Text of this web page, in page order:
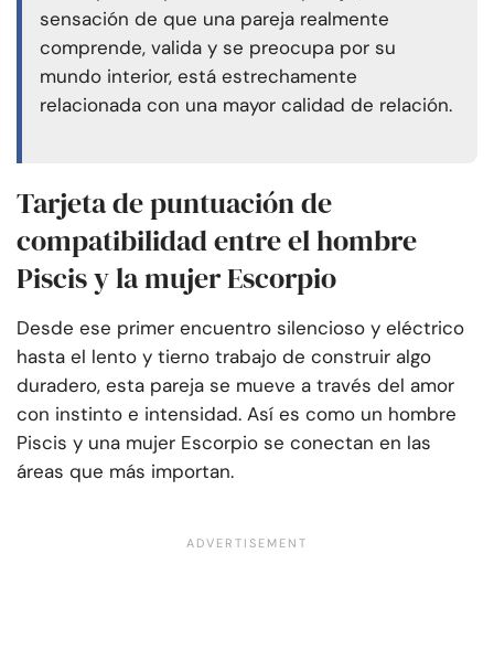
sensación de que una pareja realmente
comprende, valida y se preocupa por su
mundo interior, está estrechamente
relacionada con una mayor calidad de relación.
Tarjeta de puntuación de
compatibilidad entre el hombre
Piscis y la mujer Escorpio
Desde ese primer encuentro silencioso y eléctrico
hasta el lento y tierno trabajo de construir algo
duradero, esta pareja se mueve a través del amor
con instinto e intensidad. Así es como un hombre
Piscis y una mujer Escorpio se conectan en las
áreas que más importan.